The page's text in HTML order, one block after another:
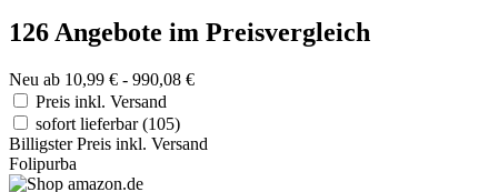
126 Angebote im Preisvergleich
Neu ab 10,99 € - 990,08 €
Preis inkl. Versand
sofort lieferbar(105)
Billigster Preis inkl. Versand
Folipurba